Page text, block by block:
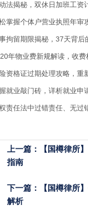
法揭秘，双休日加班工
掌握个体户营业执照年审
拘留期限揭秘，37天背
年物业费新规解读，收
资格证过期处理攻略，重
就业敲门砖，详析就业申
责任法中过错责任、无
上一篇：【国樽律所
指南
下一篇：【国樽律所
解析